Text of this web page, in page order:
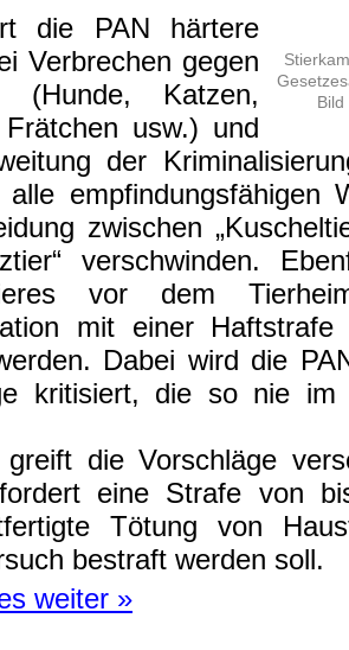
die PAN härtere
Verbrechen gegen
(Hunde, Katzen,
usw.) und
der
empfindungsfähigen
zwischen
verschwinden.
vor dem
mit einer
Dabei wird die
kritisiert, die so nie im
die Vorschläge
eine Strafe von
Tötung von
bestraft werden soll.
weiter »